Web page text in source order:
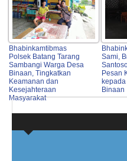
Bhabinkamtibmas
Polsek Batang Tarang
Sambangi Warga Desa
Binaan, Tingkatkan
Keamanan dan
Kesejahteraan
Masyarakat
Sami,
Pesan
Binaan